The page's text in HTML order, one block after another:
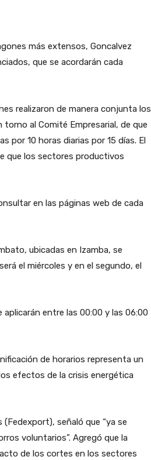
más extensos, Goncalvez
que se acordarán cada
realizaron de manera conjunta los
al Comité Empresarial, de que
por 10 horas diarias por 15 días. El
que los sectores productivos
en las páginas web de cada
ubicadas en Izamba, se
el miércoles y en el segundo, el
entre las 00:00 y las 06:00
de horarios representa un
efectos de la crisis energética
señaló que “ya se
voluntarios”. Agregó que la
de los cortes en los sectores